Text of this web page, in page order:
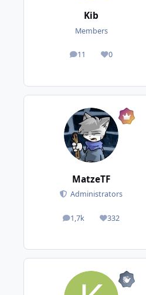
Kib
Members
11
posts 0
Reputation
MatzeTF
Administrators
1,7k
posts 332
Reputation